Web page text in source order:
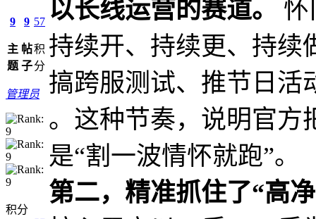
9
主
题
9
帖
子
57
积
分
管理员
积分
以长线运营的赛道。
怀
持续开、持续更、持
搞跨服测试、推节日活
。这种节奏，说明官方
是“割一波情怀就跑”。
第二，精准抓住了“高